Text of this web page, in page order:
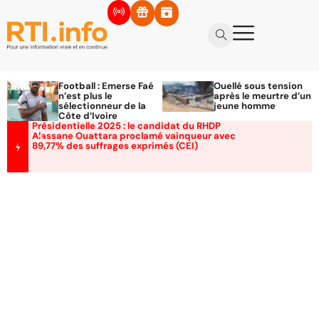
Football : Emerse Faé
n’est plus le
sélectionneur de la
Côte d’Ivoire
Ouellé sous tension
après le meurtre d’un
jeune homme
Présidentielle 2025 : le candidat du RHDP
Alassane Ouattara proclamé vainqueur avec
89,77% des suffrages exprimés (CEI)